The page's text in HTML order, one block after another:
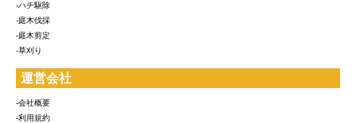
-ハチ駆除
-庭木伐採
-庭木剪定
-草刈り
運営会社
-会社概要
-利用規約